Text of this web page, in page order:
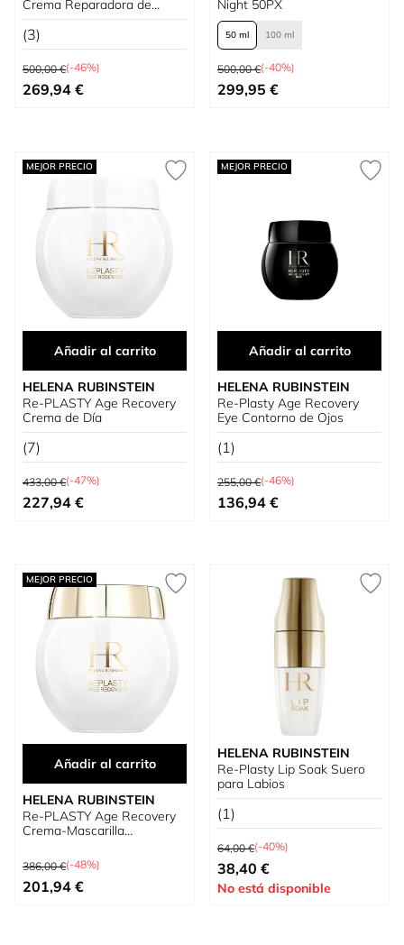
Crema Reparadora de
Noche
(3)
Precio habitual
500,00 €(-46%)
Precio especial
269,94 €
Night 50PX
100 ml
50 ml
Precio habitual
500,00 €(-40%)
Tan bajo como
299,95 €
MEJOR PRECIO
Añadir al carrito
HELENA RUBINSTEIN
Re-PLASTY Age Recovery
Crema de Día
(7)
Precio habitual
433,00 €(-47%)
Precio especial
227,94 €
MEJOR PRECIO
Añadir al carrito
HELENA RUBINSTEIN
Re-Plasty Age Recovery
Eye Contorno de Ojos
(1)
Precio habitual
255,00 €(-46%)
Precio especial
136,94 €
MEJOR PRECIO
Añadir al carrito
HELENA RUBINSTEIN
Re-PLASTY Age Recovery
Crema-Mascarilla
Precio habitual
386,00 €(-48%)
Precio especial
201,94 €
HELENA RUBINSTEIN
Re-Plasty Lip Soak Suero
para Labios
(1)
Precio habitual
64,00 €(-40%)
Precio especial
38,40 €
No está disponible